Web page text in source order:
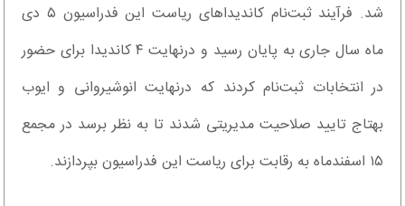
شد. فرآیند ثبت‌نام کاندیداهای ریاست این فدراسیون ۵ دی
ماه سال جاری به پایان رسید و درنهایت ۴ کاندیدا برای حضور
در انتخابات ثبت‌نام کردند که درنهایت انوشیروانی و ایوب
بهتاج تایید صلاحیت مدیریتی شدند تا به نظر برسد در مجمع
۱۵ اسفندماه به رقابت برای ریاست این فدراسیون بپردازند.